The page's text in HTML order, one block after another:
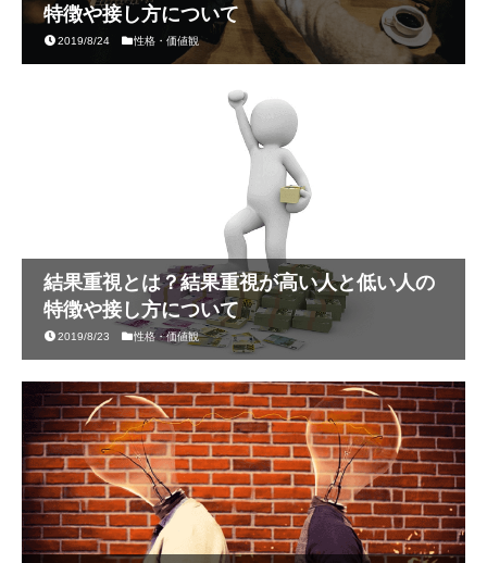
特徴や接し方について
2019/8/24 性格・価値観
結果重視とは？結果重視が高い人と低い人の
特徴や接し方について
2019/8/23 性格・価値観